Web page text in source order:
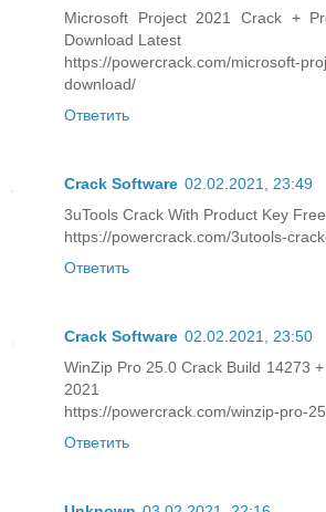
Microsoft Project 2021 Crack +
Download Latest
https://powercrack.com/microsoft-
download/
Ответить
Crack Software 02.02.2021, 23:49
3uTools Crack With Product Key
https://powercrack.com/3utools-
Ответить
Crack Software 02.02.2021, 23:50
WinZip Pro 25.0 Crack Build 14273
2021
https://powercrack.com/winzip-pro-
Ответить